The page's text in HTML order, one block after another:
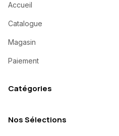
Accueil
Catalogue
Magasin
Paiement
Catégories
Nos Sélections